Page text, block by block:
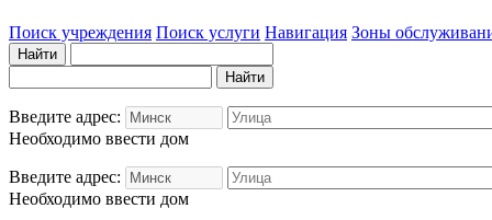
Поиск учреждения Поиск услуги Навигация Зоны
Введите адрес:
Необходимо ввести дом
Введите адрес:
Необходимо ввести дом